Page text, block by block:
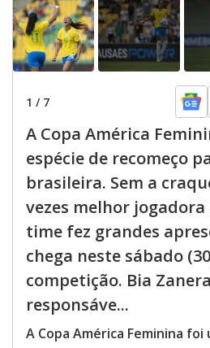
1 / 7
A Copa América
espécie de recomeço
brasileira. Sem a
vezes melhor
time fez grandes
chega neste sábado
competição. Bia
responsáve...
A Copa América Feminina foi